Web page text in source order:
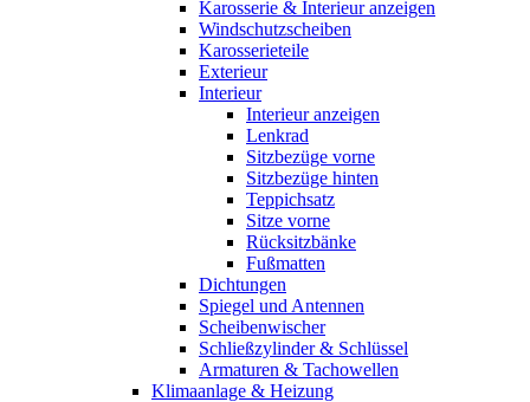
Karosserie & Interieur anzeigen
Windschutzscheiben
Karosserieteile
Exterieur
Interieur
Interieur anzeigen
Lenkrad
Sitzbezüge vorne
Sitzbezüge hinten
Teppichsatz
Sitze vorne
Rücksitzbänke
Fußmatten
Dichtungen
Spiegel und Antennen
Scheibenwischer
Schließzylinder & Schlüssel
Armaturen & Tachowellen
Klimaanlage & Heizung